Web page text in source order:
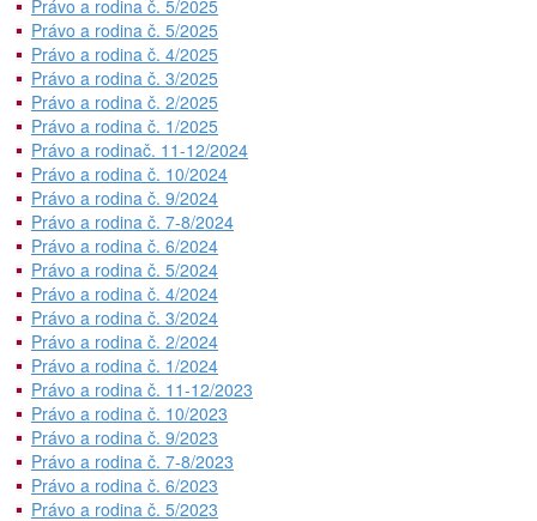
Právo a rodina č. 5/2025
Právo a rodina č. 5/2025
Právo a rodina č. 4/2025
Právo a rodina č. 3/2025
Právo a rodina č. 2/2025
Právo a rodina č. 1/2025
Právo a rodinač. 11-12/2024
Právo a rodina č. 10/2024
Právo a rodina č. 9/2024
Právo a rodina č. 7-8/2024
Právo a rodina č. 6/2024
Právo a rodina č. 5/2024
Právo a rodina č. 4/2024
Právo a rodina č. 3/2024
Právo a rodina č. 2/2024
Právo a rodina č. 1/2024
Právo a rodina č. 11-12/2023
Právo a rodina č. 10/2023
Právo a rodina č. 9/2023
Právo a rodina č. 7-8/2023
Právo a rodina č. 6/2023
Právo a rodina č. 5/2023